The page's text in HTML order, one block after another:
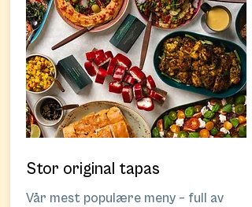
Stor original tapas
Vår mest populære meny – full av